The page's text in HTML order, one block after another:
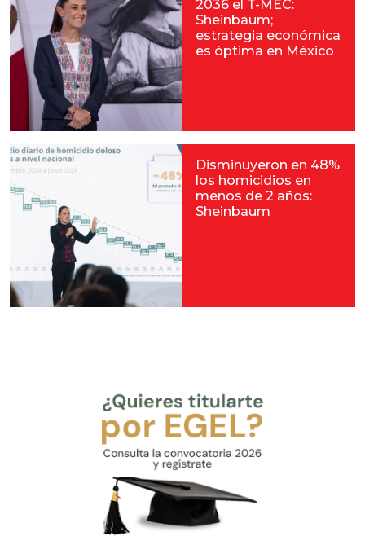
2036 el T-MEC:
Sheinbaum;
estrategia económica
es óptima en México
Disminuyeron en 48%
los homicidios en
menos de 2 años:
Sheinbaum